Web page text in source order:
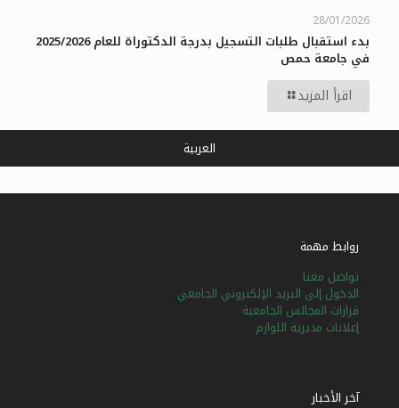
28/01/2026
بدء استقبال طلبات التسجيل بدرجة الدكتوراة للعام 2025/2026
في جامعة حمص
اقرأ المزيد
روابط مهمة
تواصل معنا
الدخول إلى البريد الإلكتروني الجامعي
قرارات المجالس الجامعية
إعلانات مديرية اللوازم
آخر الأخبار
العربية